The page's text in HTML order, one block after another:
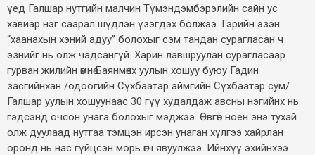
үед Галшар нутгийн малчин Түмэндэмбэрэлийн сайн ус
хавиар нэг саарал шүдлэн үзэгдэх болжээ. Гэрийн эзэн
“хаанахын хэний адуу” болохыг сэм тандан сурагласан ч
эзнийг нь олж чадсангүй. Харин лавшруулан сурагласаар
гурван жилийн өмнө Баянмөнх уулын хошуу буюу Гадин
засгийнхан /одоогийн Сүхбаатар аймгийн Сүхбаатар сум/
Галшар уулын хошуунаас 30 гүү худалдаж авсны нэгийнх нь
гэдсэнд очсон унага болохыг мэджээ. Өвгөн ноён энэ тухай
олж дуулаад нутгаа тэмцэн ирсэн унаган хүлгээ хайрлан
оронд нь нас гүйцсэн морь өгч явуулжээ. Ийнхүү эхийнхээ